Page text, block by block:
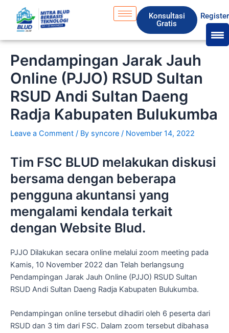
content
Konsultasi
Gratis
Register
Pendampingan Jarak Jauh
Online (PJJO) RSUD Sultan
RSUD Andi Sultan Daeng
Radja Kabupaten Bulukumba
Leave a Comment / By syncore / November 14, 2022
Tim FSC BLUD melakukan diskusi
bersama dengan beberapa
pengguna akuntansi yang
mengalami kendala terkait
dengan Website Blud.
PJJO Dilakukan secara online melalui zoom meeting pada
Kamis, 10 November 2022 dan Telah berlangsung
Pendampingan Jarak Jauh Online (PJJO) RSUD Sultan
RSUD Andi Sultan Daeng Radja Kabupaten Bulukumba.
Pendampingan online tersebut dihadiri oleh 6 peserta dari
RSUD dan 3 tim dari FSC. Dalam zoom tersebut dibahasa
c
h